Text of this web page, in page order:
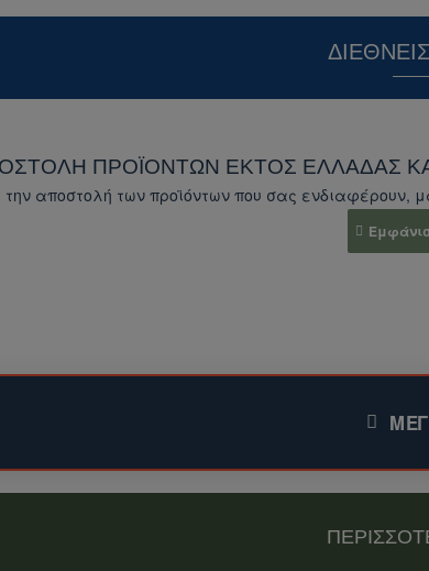
ΠΡΟΪΌΝΤΩΝ ΕΚΤΌΣ ΕΛΛΆΔΑΣ
αποστολή των προϊόντων που σας ενδιαφέρουν,
που σας ενδιαφέρει.
για τα προϊόντα που σας ενδιαφέρουν, μαζί με
να ποικίλλει ανάλογα με το είδος του